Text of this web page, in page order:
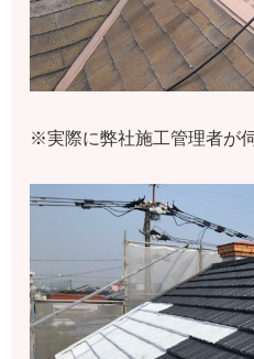
※実際に弊社施工管理者が